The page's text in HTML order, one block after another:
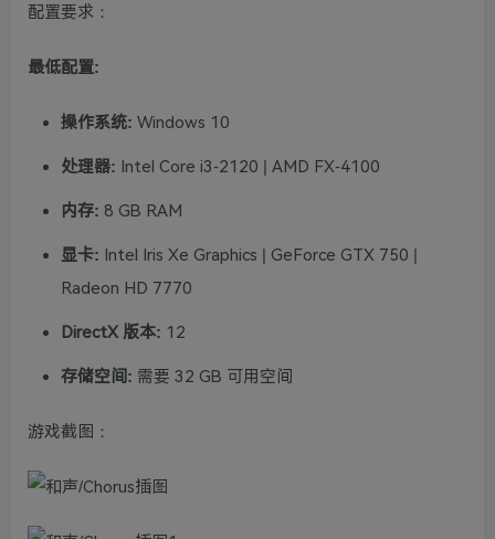
配置要求：
最低配置:
操作系统: Windows 10
处理器: Intel Core i3-2120 | AMD FX-4100
内存: 8 GB RAM
显卡: Intel Iris Xe Graphics | GeForce GTX 750 |
Radeon HD 7770
DirectX 版本: 12
存储空间: 需要 32 GB 可用空间
游戏截图：